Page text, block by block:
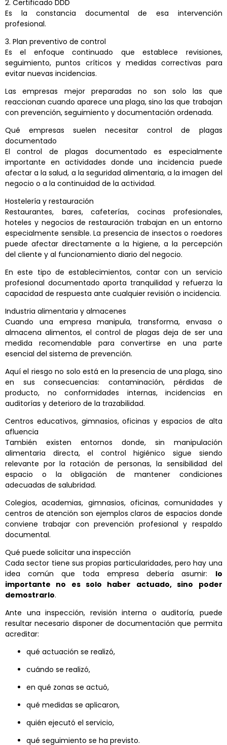
2. Certificado DDD
Es la constancia documental de esa intervención
profesional.
3. Plan preventivo de control
Es el enfoque continuado que establece revisiones,
seguimiento, puntos críticos y medidas correctivas para
evitar nuevas incidencias.
Las empresas mejor preparadas no son solo las que
reaccionan cuando aparece una plaga, sino las que trabajan
con prevención, seguimiento y documentación ordenada.
Qué empresas suelen necesitar control de plagas
documentado
El control de plagas documentado es especialmente
importante en actividades donde una incidencia puede
afectar a la salud, a la seguridad alimentaria, a la imagen del
negocio o a la continuidad de la actividad.
Hostelería y restauración
Restaurantes, bares, cafeterías, cocinas profesionales,
hoteles y negocios de restauración trabajan en un entorno
especialmente sensible. La presencia de insectos o roedores
puede afectar directamente a la higiene, a la percepción
del cliente y al funcionamiento diario del negocio.
En este tipo de establecimientos, contar con un servicio
profesional documentado aporta tranquilidad y refuerza la
capacidad de respuesta ante cualquier revisión o incidencia.
Industria alimentaria y almacenes
Cuando una empresa manipula, transforma, envasa o
almacena alimentos, el control de plagas deja de ser una
medida recomendable para convertirse en una parte
esencial del sistema de prevención.
Aquí el riesgo no solo está en la presencia de una plaga, sino
en sus consecuencias: contaminación, pérdidas de
producto, no conformidades internas, incidencias en
auditorías y deterioro de la trazabilidad.
Centros educativos, gimnasios, oficinas y espacios de alta
afluencia
También existen entornos donde, sin manipulación
alimentaria directa, el control higiénico sigue siendo
relevante por la rotación de personas, la sensibilidad del
espacio o la obligación de mantener condiciones
adecuadas de salubridad.
Colegios, academias, gimnasios, oficinas, comunidades y
centros de atención son ejemplos claros de espacios donde
conviene trabajar con prevención profesional y respaldo
documental.
Qué puede solicitar una inspección
Cada sector tiene sus propias particularidades, pero hay una
idea común que toda empresa debería asumir: lo
importante no es solo haber actuado, sino poder
demostrarlo.
Ante una inspección, revisión interna o auditoría, puede
resultar necesario disponer de documentación que permita
acreditar:
qué actuación se realizó,
cuándo se realizó,
en qué zonas se actuó,
qué medidas se aplicaron,
quién ejecutó el servicio,
qué seguimiento se ha previsto.